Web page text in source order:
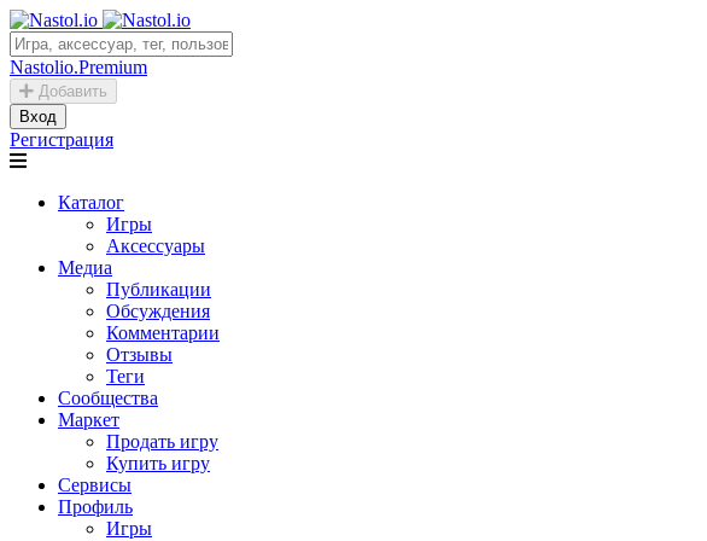
Nastolio.Premium
Добавить
Вход
Регистрация
Каталог
Игры
Аксессуары
Медиа
Публикации
Обсуждения
Комментарии
Отзывы
Теги
Сообщества
Маркет
Продать игру
Купить игру
Сервисы
Профиль
Игры